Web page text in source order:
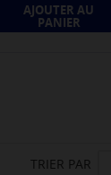
AJOUTER AU
PANIER
TRIER PAR